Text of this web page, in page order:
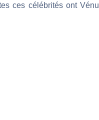
ces célébrités ont